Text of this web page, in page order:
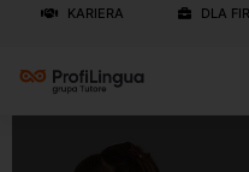
KARIERA DLA